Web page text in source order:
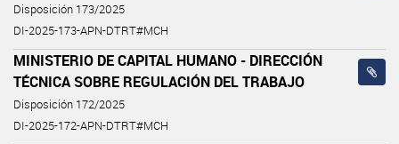
Disposición 173/2025
DI-2025-173-APN-DTRT#MCH
MINISTERIO DE CAPITAL HUMANO - DIRECCIÓN
TÉCNICA SOBRE REGULACIÓN DEL TRABAJO
Disposición 172/2025
DI-2025-172-APN-DTRT#MCH